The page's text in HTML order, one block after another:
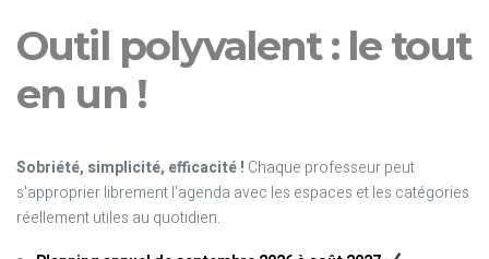
Outil polyvalent : le tout
en un !
Sobriété, simplicité, efficacité ! Chaque professeur peut
s'approprier librement l'agenda avec les espaces et les catégories
réellement utiles au quotidien.